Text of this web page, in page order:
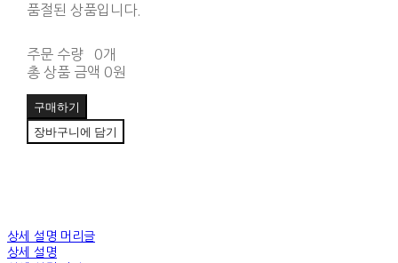
품절된 상품입니다.
주문 수량
0개
총 상품 금액 0원
구매하기
장바구니에 담기
상세 설명 머리글
상세 설명